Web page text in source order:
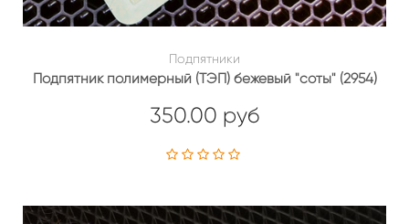
Подпятники
Подпятник полимерный (ТЭП) бежевый "соты" (2954)
350.00 руб